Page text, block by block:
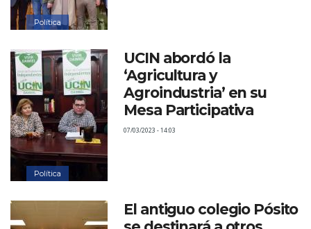
Política
Política
UCIN abordó la
‘Agricultura y
Agroindustria’ en su
Mesa Participativa
07/03/2023 - 14:03
El antiguo colegio Pósito